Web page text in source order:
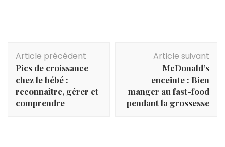
Navigation
d'article
Article précédent
Pics de croissance
chez le bébé :
reconnaître, gérer et
comprendre
Article suivant
McDonald’s
enceinte : Bien
manger au fast-food
pendant la grossesse